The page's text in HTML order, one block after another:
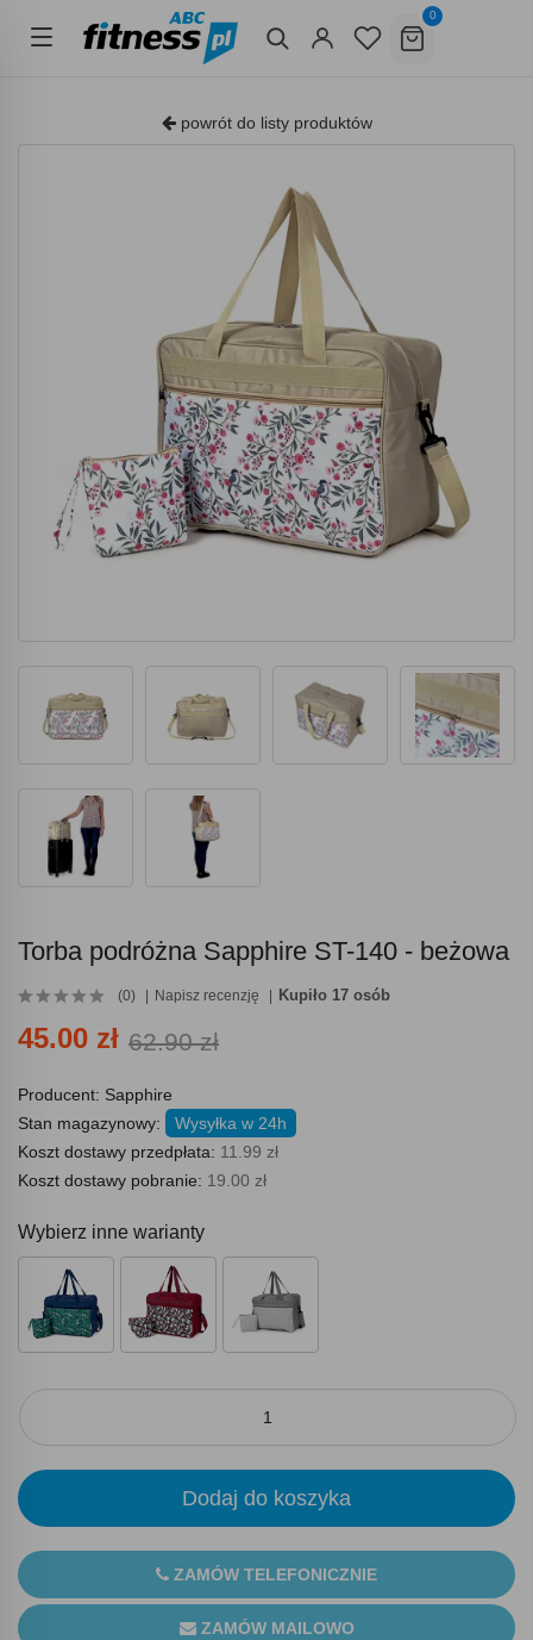
0
powrót do listy produktów
Torba podróżna Sapphire ST-140 - beżowa
(0) Napisz recenzję Kupiło 17 osób
45.00 zł 62.90 zł
Producent: Sapphire
Stan magazynowy:
Wysyłka w 24h
Koszt dostawy przedpłata: 11.99 zł
Koszt dostawy pobranie: 19.00 zł
Wybierz inne warianty
Dodaj do koszyka
ZAMÓW TELEFONICZNIE
ZAMÓW MAILOWO